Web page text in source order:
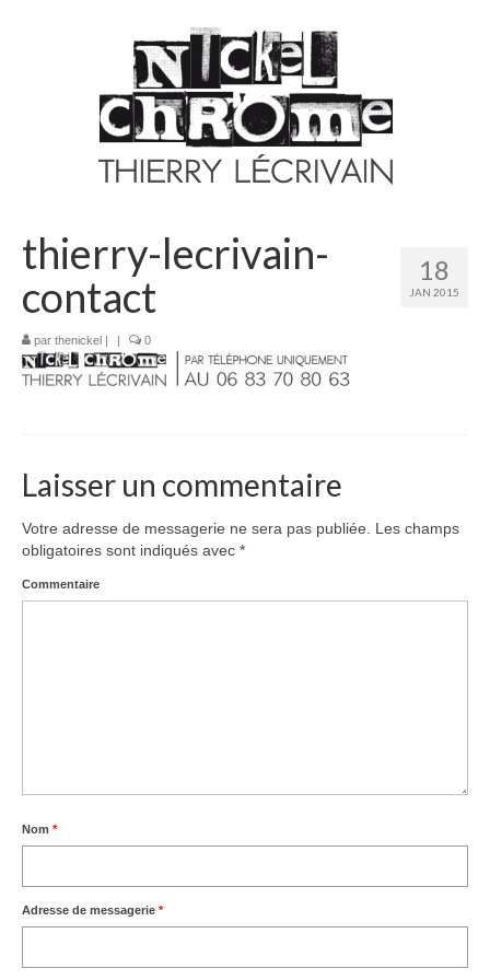
18
JAN 2015
thierry-lecrivain-
contact
par thenickel | | 0
Laisser un commentaire
Votre adresse de messagerie ne sera pas publiée.
Les champs
obligatoires sont indiqués avec *
Commentaire
Nom *
Adresse de messagerie *